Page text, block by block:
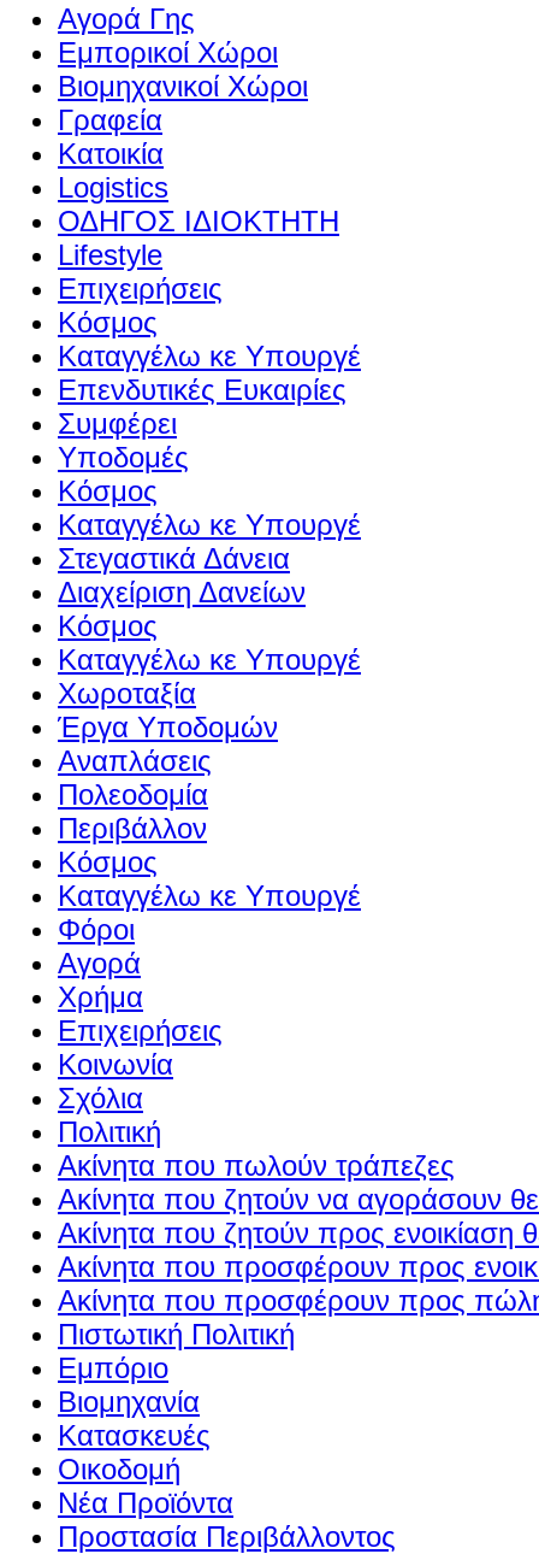
Αγορά Γης
Εμπορικοί Χώροι
Βιομηχανικοί Χώροι
Γραφεία
Κατοικία
Logistics
ΟΔΗΓΟΣ ΙΔΙΟΚΤΗΤΗ
Lifestyle
Επιχειρήσεις
Κόσμος
Καταγγέλω κε Υπουργέ
Επενδυτικές Ευκαιρίες
Συμφέρει
Υποδομές
Κόσμος
Καταγγέλω κε Υπουργέ
Στεγαστικά Δάνεια
Διαχείριση Δανείων
Κόσμος
Καταγγέλω κε Υπουργέ
Χωροταξία
Έργα Υποδομών
Αναπλάσεις
Πολεοδομία
Περιβάλλον
Κόσμος
Καταγγέλω κε Υπουργέ
Φόροι
Αγορά
Χρήμα
Επιχειρήσεις
Κοινωνία
Σχόλια
Πολιτική
Ακίνητα που πωλούν τράπεζες
Ακίνητα που ζητούν να αγοράσουν
Ακίνητα που ζητούν προς ενοικίαση
Ακίνητα που προσφέρουν προς
Ακίνητα που προσφέρουν προς
Πιστωτική Πολιτική
Εμπόριο
Βιομηχανία
Κατασκευές
Οικοδομή
Νέα Προϊόντα
Προστασία Περιβάλλοντος